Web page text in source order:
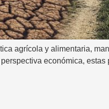
agrícola y alimentaria,
económica,